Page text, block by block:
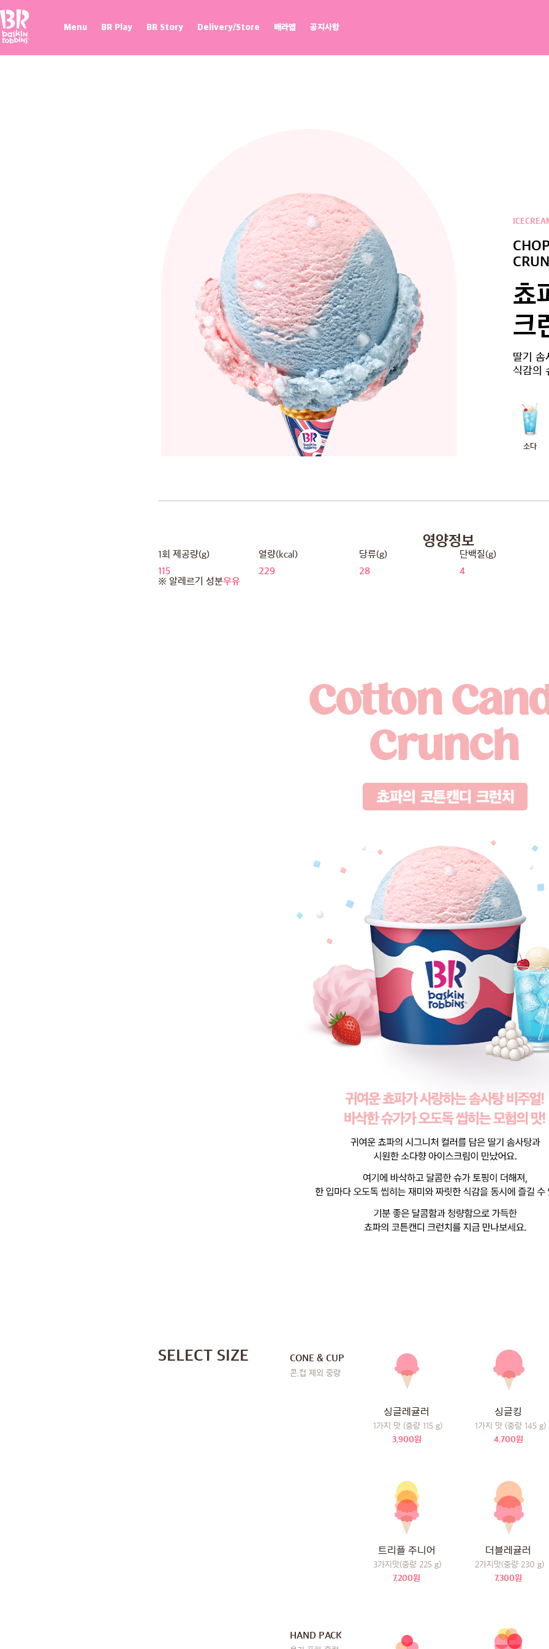
Baskin Robbins
Menu BR Play BR Story Delivery/Store 배라앱 공지사항
쵸
크
딸기 솜
식감의
소다
영양정보
1회 제공량(g)
115
열량(kcal)
229
당류(g)
28
단백질(g)
4
※ 알레르기 성분우유
SELECT SIZE CONE & CUP
콘,컵 제외 중량
싱글레귤러
1가지 맛 (중량 115 g)
3,900원
싱글킹
1가지 맛 (중량 145 g)
4,700원
트리플 주니어
3가지맛(중량 225 g)
7,200원
더블레귤러
2가지맛(중량 230 g)
7,300원
HAND PACK